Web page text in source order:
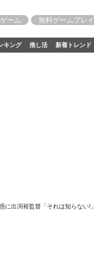
ゲーム 無料ゲームプレイ
キング 推し活 新着トレンド
に出渕裕監督「それは知らない!」